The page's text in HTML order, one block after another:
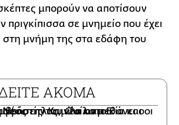
μπορούν να αποτίσουν
πριγκίπισσα σε μνημείο που έχει
στη μνήμη της στα εδάφη του
ΑΚΟΜΑ